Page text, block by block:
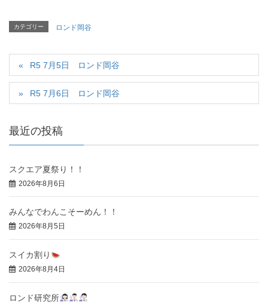
カテゴリー ロンド岡谷
R5 7月5日 ロンド岡谷
R5 7月6日 ロンド岡谷
最近の投稿
スクエア夏祭り！！
2026年8月6日
みんなでわんこそーめん！！
2026年8月5日
スイカ割り
2026年8月4日
ロンド研究所